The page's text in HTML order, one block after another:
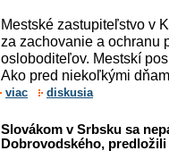
Mestské zastupiteľstvo v
za zachovanie a ochranu
osloboditeľov. Mestskí
Ako pred niekoľkými
viac diskusia
Slovákom v Srbsku sa
Dobrovodského,